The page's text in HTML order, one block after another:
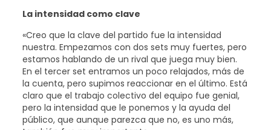
La intensidad como clave
«Creo que la clave del partido fue la intensidad
nuestra. Empezamos con dos sets muy fuertes, pero
estamos hablando de un rival que juega muy bien.
En el tercer set entramos un poco relajados, más de
la cuenta, pero supimos reaccionar en el último. Está
claro que el trabajo colectivo del equipo fue genial,
pero la intensidad que le ponemos y la ayuda del
público, que aunque parezca que no, es uno más,